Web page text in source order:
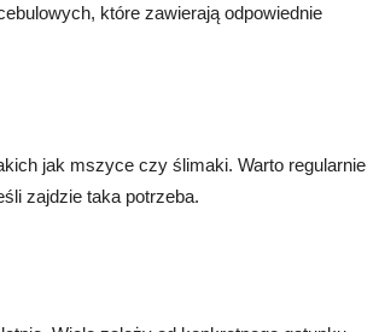
które zawierają odpowiednie
jak mszyce czy ślimaki. Warto regularnie
zajdzie taka potrzeba.